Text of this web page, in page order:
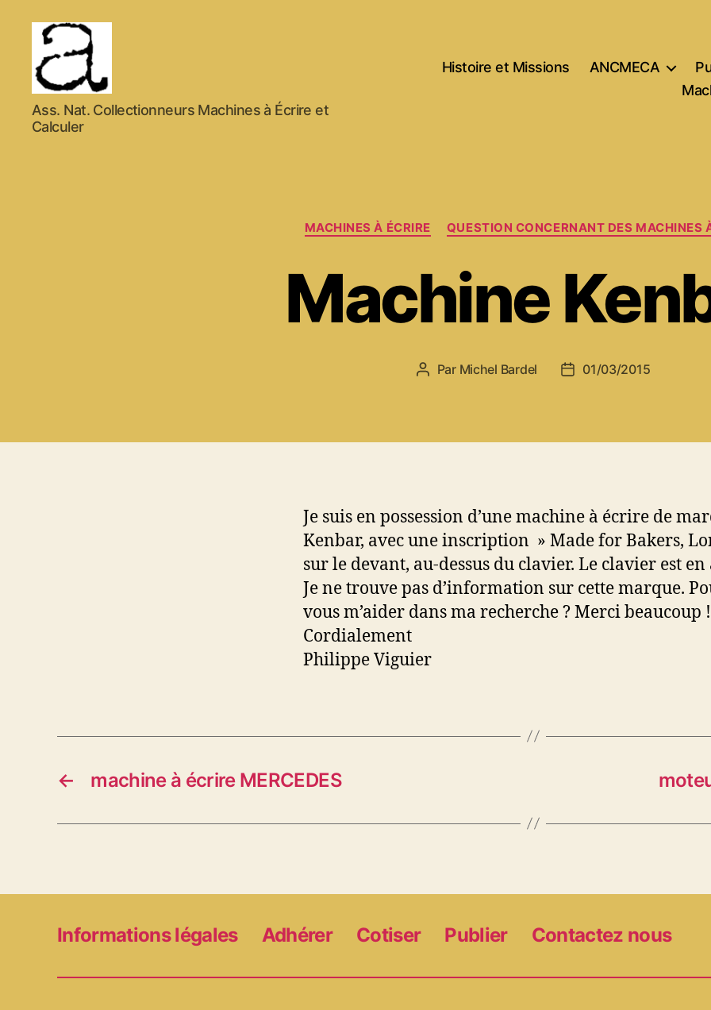
ANCMECA
Ass. Nat. Collectionneurs Machines à Écrire et
Calculer
Histoire et Missions ANCMECA
Catégories
MACHINES À ÉCRIRE QUESTION CONCERNANT DES MACHINES
Machine
Auteur
Par Michel Bardel
Date01/03/2015
Je suis en possession d’une machine à écrire de
Kenbar, avec une inscription » Made for Bakers,
sur le devant, au-dessus du clavier. Le clavier est en
Je ne trouve pas d’information sur cette marque.
vous m’aider dans ma recherche ? Merci beaucoup !
Cordialement
Philippe Viguier
← machine à écrire MERCEDES
Informations légales Adhérer Cotiser Publier Contactez nous